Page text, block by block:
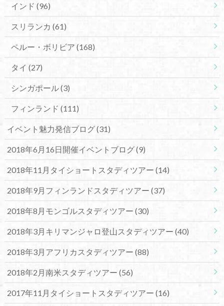
インド (96)
スリランカ (61)
ペルー・ボリビア (168)
タイ (27)
シンガポール(3)
フィンランド (111)
イベント魅力発信ブログ(31)
2018年6月16日開催イベントブログ(9)
2018年11月タイショートスタディツアー (14)
2018年9月フィンランドスタディツアー (37)
2018年8月モンゴルスタディツアー (30)
2018年3月キリマンジャロ登山スタディツアー (40)
2018年3月アフリカスタディツアー (88)
2018年2月南米スタディツアー (56)
2017年11月タイショートスタディツアー (16)